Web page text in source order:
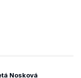
Nosková